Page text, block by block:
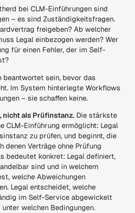
bei CLM-Einführungen sind
– es sind Zuständigkeitsfragen.
freigeben? Ab welcher
Legal einbezogen werden? Wer
für einen Fehler, der im Self-
beantwortet sein, bevor das
Im System hinterlegte Workflows
– sie schaffen keine.
nicht als Prüfinstanz.Die stärkste
CLM-Einführung ermöglicht: Legal
zu prüfen, und beginnt, die
denen Verträge ohne Prüfung
bedeutet konkret: Legal definiert,
sind und in welchem
welche Abweichungen
Legal entscheidet, welche
im Self-Service abgewickelt
welchen Bedingungen.